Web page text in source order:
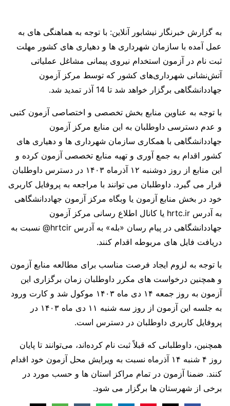
به گزارش خبرنگار نیشابور آنلاین: با توجه به هماهنگی های به
عمل آمده با سازمان شهرداری ها و دهیاری های کشور مهلت
ثبت نام در آزمون استخدام نیروی پیمانی مشاغل عملیاتی
آتش‌نشانی شهرداری‌های کشور که توسط مرکز آزمون
جهاددانشگاهی برگزار خواهد شد تا 14 آذر تمدید شد.
با توجه به عناوین منابع بخش تخصصی و اختصاصی آزمون کتبی
و عدم دسترسی داوطلبان به این منابع مرکز آزمون
جهاددانشگاهی با همکاری سازمان شهرداری ها و دهیاری های
کشور اقدام به جمع آوری و تهیه منابع تخصصی آزمون کرده و
این منابع از روز دوشنبه ۱۲ آذرماه ۱۴۰۳ در دسترس داوطلبان
قرار می گیرد. داوطلبان می توانند با مراجعه به پروفایل کاربری
خود در بخش منابع آزمون یا وبگاه مرکز آزمون جهاددانشگاهی
به آدرس hrtc.ir یا کانال اطلاع رسانی مرکز آزمون
جهاددانشگاهی در پیام رسان «بله» به آدرس hrtcir@ نسبت به
دریافت فایل های مربوطه اقدام کنند.
با توجه به لزوم ایجاد فرصت مناسب برای مطالعه منابع آزمون
و همچنین درخواست های مکرر داوطلبان زمان برگزاری این
آزمون به روز جمعه ۱۴ دی ماه ۱۴۰۳ موکول شد و کارت ورود
به جلسه این آزمون از روز سه شنبه ۱۱ دی ماه ۱۴۰۳ در
پروفایل کاربری داوطلبان در دسترس است.
همچنین، داوطلبانی که قبلاً ثبت نام کرده‌اند، می‌توانند تا پایان
روز ۴ شنبه ۱۴ آذرماه نسبت به ویرایش محل آزمون خود اقدام
کنند. ضمنا آزمون در تمام مراکز استان ها و حسب مورد در
برخی از شهرستان ها برگزار می شود.